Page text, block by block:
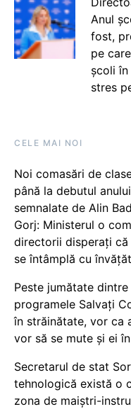
Anul
fost,
pe
școli în
stres
CELE MAI NOI
Noi comasări de
până la debutul
semnalate de Alin
Gorj: Ministerul o
directorii disperați că
se întâmplă cu
Peste jumătate
programele Salvați
în străinătate, vor ca
vor să se mute și ei
Secretarul de stat
tehnologică există o
zona de maiștri-